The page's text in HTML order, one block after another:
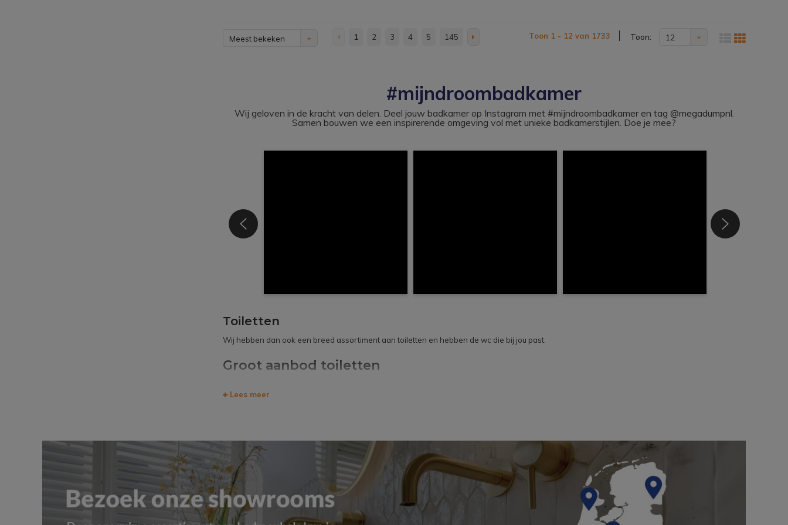
Meest bekeken 1 2 3 4 5 145 Toon 1 - 12 van 1733 Toon: 12
#mijndroombadkamer
Wij geloven in de kracht van delen. Deel jouw badkamer op Instagram met #mijndroombadkamer en tag @megadumpnl.
Samen bouwen we een inspirerende omgeving vol met unieke badkamerstijlen. Doe je mee?
Toiletten
Wij hebben dan ook een breed assortiment aan toiletten en hebben de wc die bij jou past.
Groot aanbod toiletten
kwaliteit. Het meeste werk is dus al gedaan. Het enige wat jij hoeft te doen, is jouw toilet bestellen en monteren. Lekker makkelijk dus. Heb je
Weet je niet zo goed welke toiletten het beste in jouw huis passen? Dat begrijpen wij helemaal. Woon je in de buurt van Oerle, Veldhoven, Hulst,
Geldrop of Nuenen? Bij onze Megadump showroom in Eindhoven helpen we je graag verder bij het maken van de juiste toilet keuze.
Toilet bestellen?
Is jouw keuze gevallen op een bidet of ander toilet? Bestel dan snel en eenvoudig via onze website. In een paar stappen ben je helemaal klaar en
heb je jouw nieuwe toilet snel in huis. Besteed je meer dan 150 euro bij Megadump Eindhoven, dan leveren wij jouw producten helemaal gratis.
Lees meer